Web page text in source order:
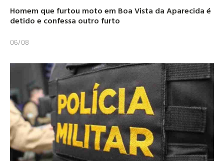
Homem que furtou moto em Boa Vista da Aparecida é
detido e confessa outro furto
06/08